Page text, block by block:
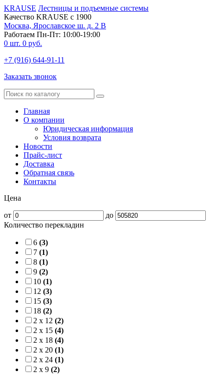
KRAUSE Лестницы и подъемные системы
Качество KRAUSE с 1900
Москва, Ярославское ш. д. 2 В
Работаем Пн-Пт: 10:00-19:00
0 шт. 0 руб.
+7 (916) 644-91-11
Заказать звонок
Главная
О компании
Юридическая информация
Условия возврата
Новости
Прайс-лист
Доставка
Обратная связь
Контакты
Цена
от
до
Количество перекладин
6 (3)
7 (1)
8 (1)
9 (2)
10 (1)
12 (3)
15 (3)
18 (2)
2 x 12 (2)
2 x 15 (4)
2 x 18 (4)
2 x 20 (1)
2 x 24 (1)
2 x 9 (2)